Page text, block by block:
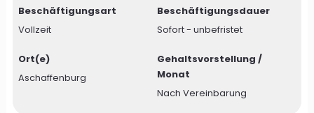
Beschäftigungsart
Vollzeit
Beschäftigungsdauer
Sofort - unbefristet
Ort(e)
Aschaffenburg
Gehaltsvorstellung /
Monat
Nach Vereinbarung